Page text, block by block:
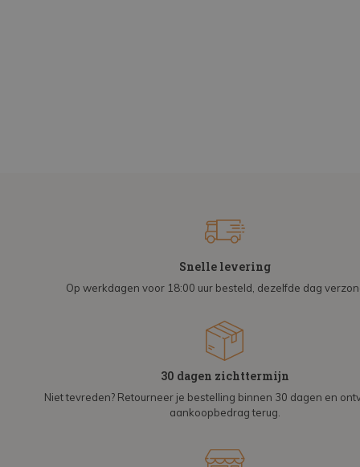
Snelle levering
Op werkdagen voor 18:00 uur besteld, dezelfde dag
30 dagen zichttermijn
Niet tevreden? Retourneer je bestelling binnen 30 dagen en
aankoopbedrag terug.